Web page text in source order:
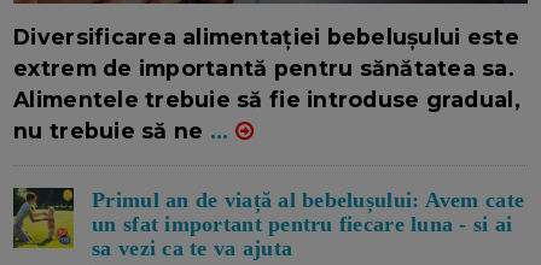
Diversificarea alimentației bebelușului este
extrem de importantă pentru sănătatea sa.
Alimentele trebuie să fie introduse gradual,
nu trebuie să ne ...
Primul an de viață al bebelușului: Avem cate
un sfat important pentru fiecare luna - si ai
sa vezi ca te va ajuta